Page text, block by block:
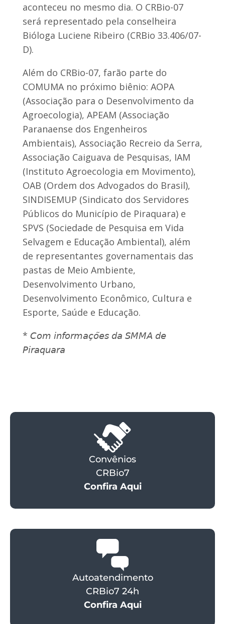
aconteceu no mesmo dia. O CRBio-07
será representado pela conselheira
Bióloga Luciene Ribeiro (CRBio 33.406/07-
D).
Além do CRBio-07, farão parte do
COMUMA no próximo biênio: AOPA
(Associação para o Desenvolvimento da
Agroecologia), APEAM (Associação
Paranaense dos Engenheiros
Ambientais), Associação Recreio da Serra,
Associação Caiguava de Pesquisas, IAM
(Instituto Agroecologia em Movimento),
OAB (Ordem dos Advogados do Brasil),
SINDISEMUP (Sindicato dos Servidores
Públicos do Município de Piraquara) e
SPVS (Sociedade de Pesquisa em Vida
Selvagem e Educação Ambiental), além
de representantes governamentais das
pastas de Meio Ambiente,
Desenvolvimento Urbano,
Desenvolvimento Econômico, Cultura e
Esporte, Saúde e Educação.
* 𝘊𝘰𝘮 𝘪𝘯𝘧𝘰𝘳𝘮𝘢𝘤̧𝘰̃𝘦𝘴 𝘥𝘢 𝘚𝘔𝘔𝘈 𝘥𝘦
𝘗𝘪𝘳𝘢𝘲𝘶𝘢𝘳𝘢
Convênios
CRBio7
Confira Aqui
Autoatendimento
CRBio7 24h
Confira Aqui